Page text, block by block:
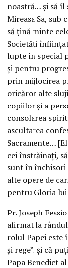
noastră… şi să îl
Mireasa Sa, sub
să ţină minte
Societăţi
lupte în special
şi pentru
prin mijlocirea
oricăror alte
copiilor şi a
consolarea
ascultarea
Sacramente…
cei înstrăinaţi,
sunt în închisori
alte opere de
pentru Gloria lui
Pr. Joseph
afirmat la rândul
rolul Papei este
şi rege”, şi că
Papa Benedict